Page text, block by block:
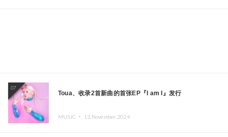
07
Toua、收录2首新曲的首张EP『I am I』发行
MUSIC ・ 13.November.2024